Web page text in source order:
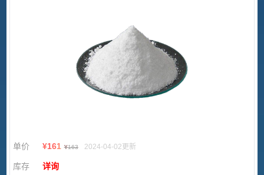
单价 ¥161 ¥163 2024-04-02更新
库存 详询